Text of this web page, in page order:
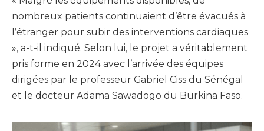
nombreux patients continuaient d’être évacués à
l’étranger pour subir des interventions cardiaques
», a-t-il indiqué. Selon lui, le projet a véritablement
pris forme en 2024 avec l’arrivée des équipes
dirigées par le professeur Gabriel Ciss du Sénégal
et le docteur Adama Sawadogo du Burkina Faso.